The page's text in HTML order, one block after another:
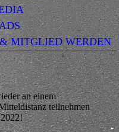
MITGLIED WERDEN
an einem
teilnehmen